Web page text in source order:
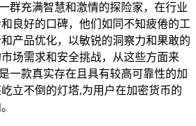
群充满智慧和激情的探险家，在行业
良好的口碑，他们如同不知疲倦的工
产品优化，以敏锐的洞察力和果敢的
场需求和安全挑战，从这些方面来
一款真实存在且具有较高可靠性的加
立不倒的灯塔,为用户在加密货币的